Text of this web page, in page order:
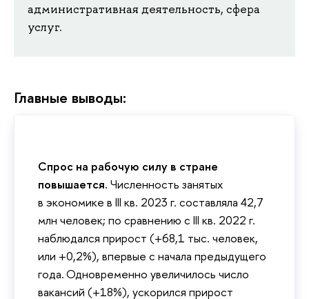
административная деятельность, сфера
услуг.
Главные выводы:
Спрос на рабочую силу в стране
повышается. Численность занятых
в экономике в III кв. 2023 г. составляла 42,7
млн человек; по сравнению с III кв. 2022 г.
наблюдался прирост (+68,1 тыс. человек,
или +0,2%), впервые с начала предыдущего
года. Одновременно увеличилось число
вакансий (+18%), ускорился прирост